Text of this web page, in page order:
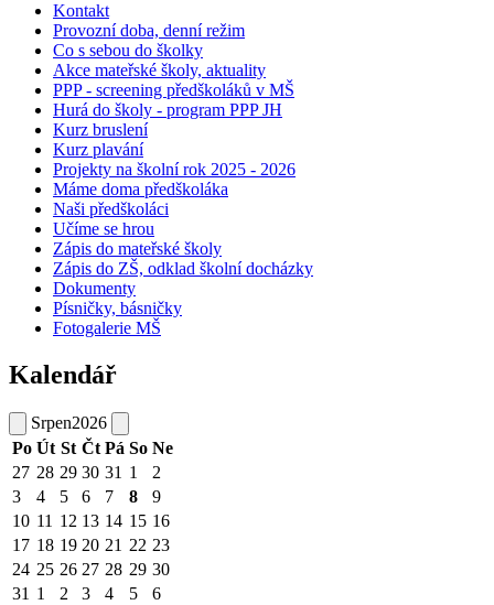
Kontakt
Provozní doba, denní režim
Co s sebou do školky
Akce mateřské školy, aktuality
PPP - screening předškoláků v MŠ
Hurá do školy - program PPP JH
Kurz bruslení
Kurz plavání
Projekty na školní rok 2025 - 2026
Máme doma předškoláka
Naši předškoláci
Učíme se hrou
Zápis do mateřské školy
Zápis do ZŠ, odklad školní docházky
Dokumenty
Písničky, básničky
Fotogalerie MŠ
Kalendář
Srpen2026
Po Út St Čt Pá So Ne
27 28 29 30 31 1
2
3
4 5 6 7 8
9
10 11 12 13 14 15 16
17 18 19 20 21 22 23
24 25 26 27 28 29 30
31 1 2 3 4 5 6